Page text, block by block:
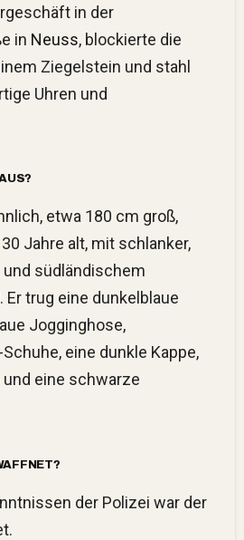
in der
in Neuss, blockierte die
Ziegelstein und stahl
Uhren und
Jahre alt, mit schlanker,
südländischem
trug eine dunkelblaue
Jogginghose,
eine dunkle Kappe,
eine schwarze